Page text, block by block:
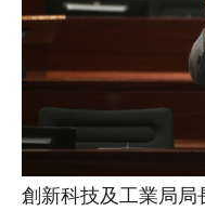
創新科技及工業局